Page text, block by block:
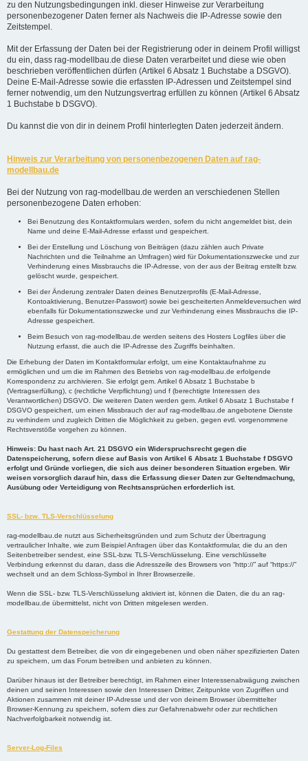
zu den Nutzungsbedingungen inkl. dieser Hinweise zur Verarbeitung
personenbezogener Daten ferner als Nachweis die IP-Adresse sowie den
Zeitstempel.
Mit der Erfassung der Daten bei der Registrierung oder in deinem Profil willigst
du ein, dass rag-modellbau.de diese Daten verarbeitet und diese wie oben
beschrieben veröffentlichen dürfen (Artikel 6 Absatz 1 Buchstabe a DSGVO).
Deine E-Mail-Adresse sowie die erfassten IP-Adressen und Zeitstempel sind
ferner notwendig, um den Nutzungsvertrag erfüllen zu können (Artikel 6 Absatz
1 Buchstabe b DSGVO).
Du kannst die von dir in deinem Profil hinterlegten Daten jederzeit ändern.
Hinweis zur Verarbeitung von personenbezogenen Daten auf rag-
modellbau.de
Bei der Nutzung von rag-modellbau.de werden an verschiedenen Stellen
personenbezogene Daten erhoben:
Bei Benutzung des Kontaktformulars werden, sofern du nicht angemeldet bist, dein
Name und deine E-Mail-Adresse erfasst und gespeichert.
Bei der Erstellung und Löschung von Beiträgen (dazu zählen auch Private
Nachrichten und die Teilnahme an Umfragen) wird für Dokumentationszwecke und zur
Verhinderung eines Missbrauchs die IP-Adresse, von der aus der Beitrag erstellt bzw.
gelöscht wurde, gespeichert.
Bei der Änderung zentraler Daten deines Benutzerprofils (E-Mail-Adresse,
Kontoaktivierung, Benutzer-Passwort) sowie bei gescheiterten Anmeldeversuchen wird
ebenfalls für Dokumentationszwecke und zur Verhinderung eines Missbrauchs die IP-
Adresse gespeichert.
Beim Besuch von rag-modellbau.de werden seitens des Hosters Logfiles über die
Nutzung erfasst, die auch die IP-Adresse des Zugriffs beinhalten.
Die Erhebung der Daten im Kontaktformular erfolgt, um eine Kontaktaufnahme zu
ermöglichen und um die im Rahmen des Betriebs von rag-modellbau.de erfolgende
Korrespondenz zu archivieren. Sie erfolgt gem. Artikel 6 Absatz 1 Buchstabe b
(Vertragserfüllung), c (rechtliche Verpflichtung) und f (berechtigte Interessen des
Verantwortlichen) DSGVO. Die weiteren Daten werden gem. Artikel 6 Absatz 1 Buchstabe f
DSGVO gespeichert, um einen Missbrauch der auf rag-modellbau.de angebotene Dienste
zu verhindern und zugleich Dritten die Möglichkeit zu geben, gegen evtl. vorgenommene
Rechtsverstöße vorgehen zu können.
Hinweis: Du hast nach Art. 21 DSGVO ein Widerspruchsrecht gegen die
Datenspeicherung, sofern diese auf Basis von Artikel 6 Absatz 1 Buchstabe f DSGVO
erfolgt und Gründe vorliegen, die sich aus deiner besonderen Situation ergeben. Wir
weisen vorsorglich darauf hin, dass die Erfassung dieser Daten zur Geltendmachung,
Ausübung oder Verteidigung von Rechtsansprüchen erforderlich ist.
SSL- bzw. TLS-Verschlüsselung
rag-modellbau.de nutzt aus Sicherheitsgründen und zum Schutz der Übertragung
vertraulicher Inhalte, wie zum Beispiel Anfragen über das Kontaktformular, die du an den
Seitenbetreiber sendest, eine SSL-bzw. TLS-Verschlüsselung. Eine verschlüsselte
Verbindung erkennst du daran, dass die Adresszeile des Browsers von “http://” auf “https://”
wechselt und an dem Schloss-Symbol in Ihrer Browserzeile.
Wenn die SSL- bzw. TLS-Verschlüsselung aktiviert ist, können die Daten, die du an rag-
modellbau.de übermittelst, nicht von Dritten mitgelesen werden.
Gestattung der Datenspeicherung
Du gestattest dem Betreiber, die von dir eingegebenen und oben näher spezifizierten Daten
zu speichern, um das Forum betreiben und anbieten zu können.
Darüber hinaus ist der Betreiber berechtigt, im Rahmen einer Interessenabwägung zwischen
deinen und seinen Interessen sowie den Interessen Dritter, Zeitpunkte von Zugriffen und
Aktionen zusammen mit deiner IP-Adresse und der von deinem Browser übermittelter
Browser-Kennung zu speichern, sofern dies zur Gefahrenabwehr oder zur rechtlichen
Nachverfolgbarkeit notwendig ist.
Server-Log-Files